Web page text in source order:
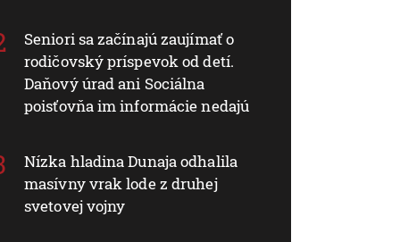
Seniori sa začínajú zaujímať o
rodičovský príspevok od detí.
Daňový úrad ani Sociálna
poisťovňa im informácie nedajú
Nízka hladina Dunaja odhalila
masívny vrak lode z druhej
svetovej vojny